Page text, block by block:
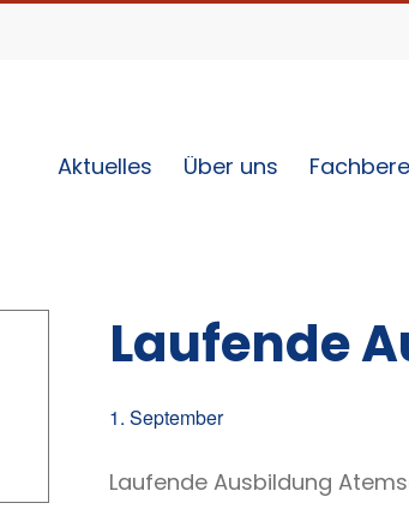
Aktuelles Über uns
Laufende
1. September
Laufende Ausbildung